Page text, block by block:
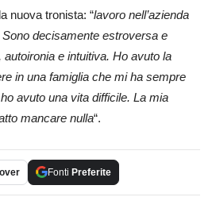
nuova tronista: “lavoro nell’azienda
Sono decisamente estroversa e
e intuitiva. Ho avuto la
in una famiglia che mi ha sempre
avuto una vita difficile. La mia
mancare nulla“.
Fonti Preferite